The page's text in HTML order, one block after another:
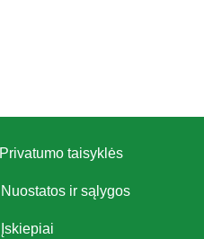
Privatumo taisyklės
Nuostatos ir sąlygos
Įskiepiai